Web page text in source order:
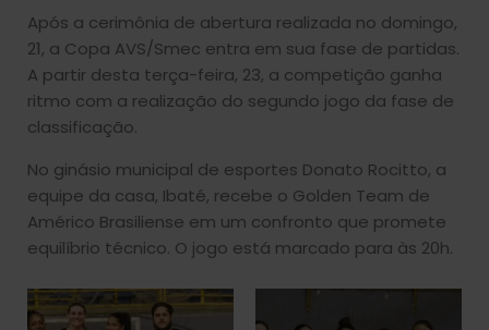
Após a cerimônia de abertura realizada no domingo,
21, a Copa AVS/Smec entra em sua fase de partidas.
A partir desta terça-feira, 23, a competição ganha
ritmo com a realização do segundo jogo da fase de
classificação.
No ginásio municipal de esportes Donato Rocitto, a
equipe da casa, Ibaté, recebe o Golden Team de
Américo Brasiliense em um confronto que promete
equilíbrio técnico. O jogo está marcado para às 20h.